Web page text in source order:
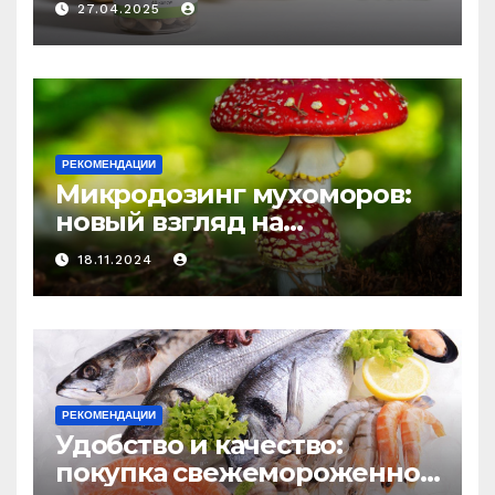
средство против усталости
и истощения
27.04.2025
РЕКОМЕНДАЦИИ
Микродозинг мухоморов:
новый взгляд на
психоделику
18.11.2024
РЕКОМЕНДАЦИИ
Удобство и качество:
покупка свежемороженной